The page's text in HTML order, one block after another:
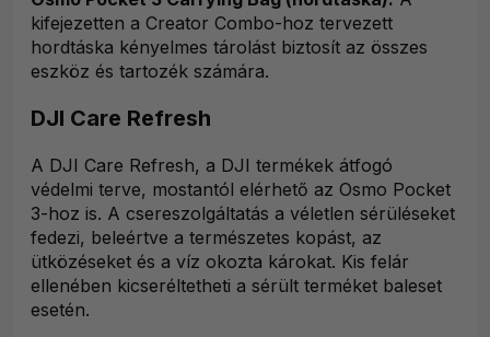
kifejezetten a Creator Combo-hoz tervezett
hordtáska kényelmes tárolást biztosít az összes
eszköz és tartozék számára.
DJI Care Refresh
A DJI Care Refresh, a DJI termékek átfogó
védelmi terve, mostantól elérhető az Osmo Pocket
3-hoz is. A csereszolgáltatás a véletlen sérüléseket
fedezi, beleértve a természetes kopást, az
ütközéseket és a víz okozta károkat. Kis felár
ellenében kicseréltetheti a sérült terméket baleset
esetén.